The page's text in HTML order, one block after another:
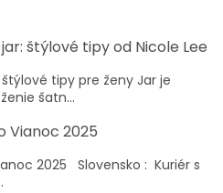
i
e
p
r
v
k
y
v
ý
štýlové tipy od Nicole Lee
tipy pre ženy Jar je
šatn...
Vianoc 2025
2025 Slovensko : Kuriér s